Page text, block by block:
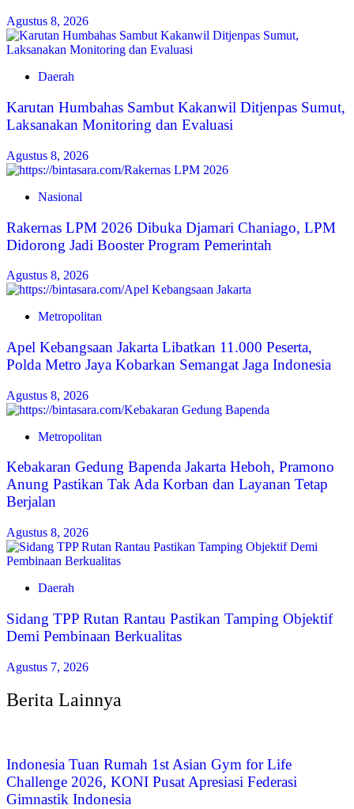
Agustus 8, 2026
Daerah
Karutan Humbahas Sambut Kakanwil Ditjenpas Sumut,
Laksanakan Monitoring dan Evaluasi
Agustus 8, 2026
Nasional
Rakernas LPM 2026 Dibuka Djamari Chaniago, LPM
Didorong Jadi Booster Program Pemerintah
Agustus 8, 2026
Metropolitan
Apel Kebangsaan Jakarta Libatkan 11.000 Peserta,
Polda Metro Jaya Kobarkan Semangat Jaga Indonesia
Agustus 8, 2026
Metropolitan
Kebakaran Gedung Bapenda Jakarta Heboh, Pramono
Anung Pastikan Tak Ada Korban dan Layanan Tetap
Berjalan
Agustus 8, 2026
Daerah
Sidang TPP Rutan Rantau Pastikan Tamping Objektif
Demi Pembinaan Berkualitas
Agustus 7, 2026
Berita Lainnya
Indonesia Tuan Rumah 1st Asian Gym for Life
Challenge 2026, KONI Pusat Apresiasi Federasi
Gimnastik Indonesia